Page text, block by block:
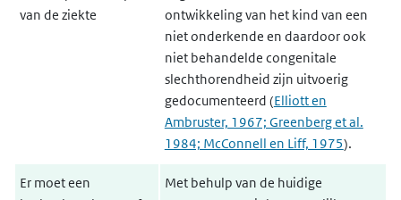
van de ziekte
ontwikkeling van het kind van een
niet onderkende en daardoor ook
niet behandelde congenitale
slechthorendheid zijn uitvoerig
gedocumenteerd (Elliott en
Ambruster, 1967; Greenberg et al.
1984; McConnell en Liff, 1975).
Er moet een
Met behulp van de huidige